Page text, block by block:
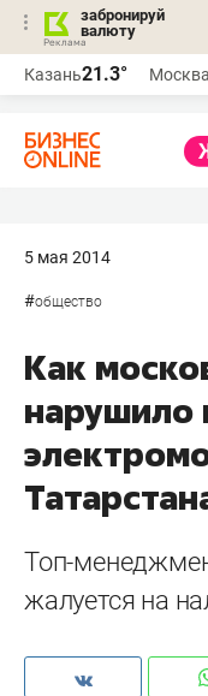
забронируй
валюту
Казань21.3° Москва
5 мая 2014
#общество
Как
нарушило
Топ-
жалуется на